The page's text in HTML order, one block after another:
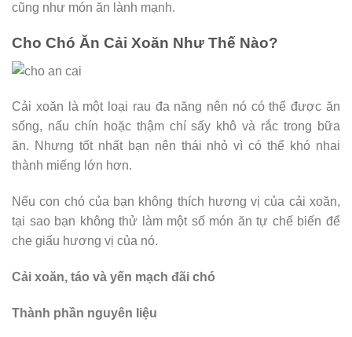
cũng như món ăn lành mạnh.
Cho Chó Ăn Cải Xoăn Như Thế Nào?
Cải xoăn là một loại rau đa năng nên nó có thể được ăn
sống, nấu chín hoặc thậm chí sấy khô và rắc trong bữa
ăn. Nhưng tốt nhất bạn nên thái nhỏ vì có thể khó nhai
thành miếng lớn hơn.
Nếu con chó của bạn không thích hương vị của cải xoăn,
tại sao bạn không thử làm một số món ăn tự chế biến để
che giấu hương vị của nó.
Cải xoăn, táo và yến mạch đãi chó
Thành phần nguyên liệu